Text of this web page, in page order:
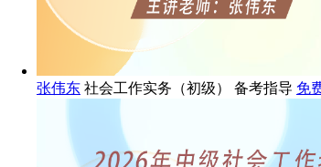
张伟东 社会工作实务（初级） 备考指导 免